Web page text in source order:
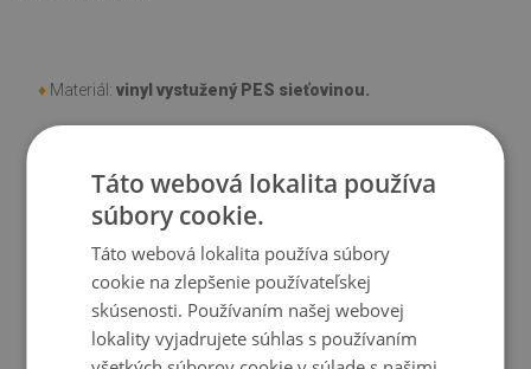
♦ Materiál: vinyl vystužený PES sieťovinou.
Odtiene Podložky pod stoličku sa môžu líšiť od vizualizácie
Podložka je určená na použitie na tvrdom povrchu. Pri
položení na mäkký povrch sa môže ohnúť a posunúť.
Táto webová lokalita používa
súbory cookie.
Táto webová lokalita používa súbory
cookie na zlepšenie používateľskej
skúsenosti. Používaním našej webovej
lokality vyjadrujete súhlas s používaním